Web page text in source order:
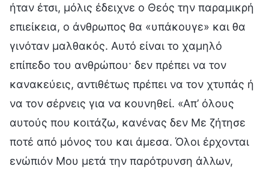
ήταν έτσι, μόλις έδειχνε ο Θεός την παραμικρή
επιείκεια, ο άνθρωπος θα «υπάκουγε» και θα
γινόταν μαλθακός. Αυτό είναι το χαμηλό
επίπεδο του ανθρώπου· δεν πρέπει να τον
κανακεύεις, αντιθέτως πρέπει να τον χτυπάς ή
να τον σέρνεις για να κουνηθεί. «Απ’ όλους
αυτούς που κοιτάζω, κανένας δεν Με ζήτησε
ποτέ από μόνος του και άμεσα. Όλοι έρχονται
ενώπιόν Μου μετά την παρότρυνση άλλων,